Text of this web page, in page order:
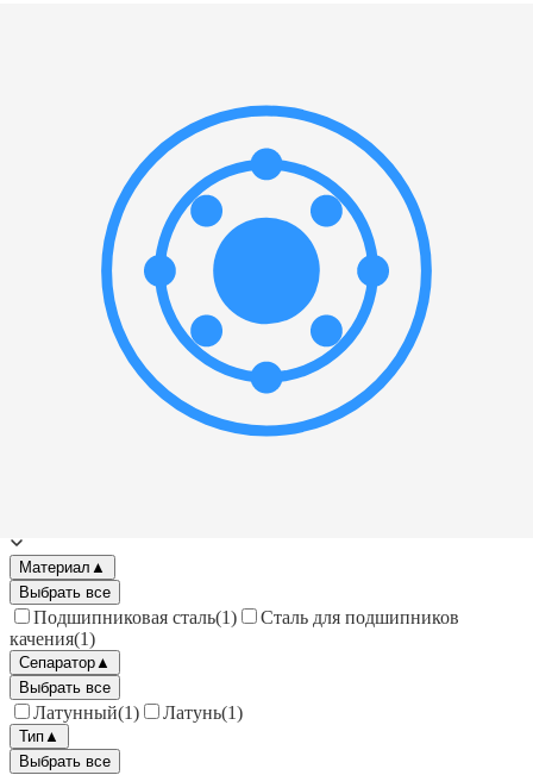
Статическая грузоподъемность▲
Или выберите значение:
Динамическая грузоподъемность
Материал ▲
Выбрать все
Подшипниковая сталь(1)
Сталь для подшипников
качения(1)
Сепаратор▲
Выбрать все
Латунный(1) Латунь(1)
Тип▲
Выбрать все